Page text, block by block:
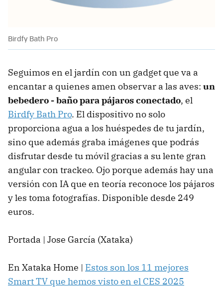
Birdfy Bath Pro
Seguimos en el jardín con un gadget que va a
encantar a quienes amen observar a las aves: un
bebedero - baño para pájaros conectado, el
Birdfy Bath Pro. El dispositivo no solo
proporciona agua a los huéspedes de tu jardín,
sino que además graba imágenes que podrás
disfrutar desde tu móvil gracias a su lente gran
angular con trackeo. Ojo porque además hay una
versión con IA que en teoría reconoce los pájaros
y les toma fotografías. Disponible desde 249
euros.
Portada | Jose García (Xataka)
En Xataka Home | Estos son los 11 mejores
Smart TV que hemos visto en el CES 2025